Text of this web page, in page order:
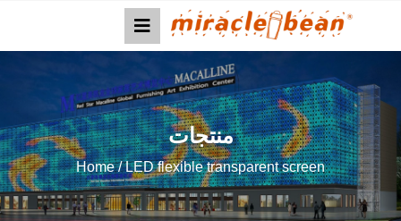
منتجات
Home/ LED flexible transparent screen